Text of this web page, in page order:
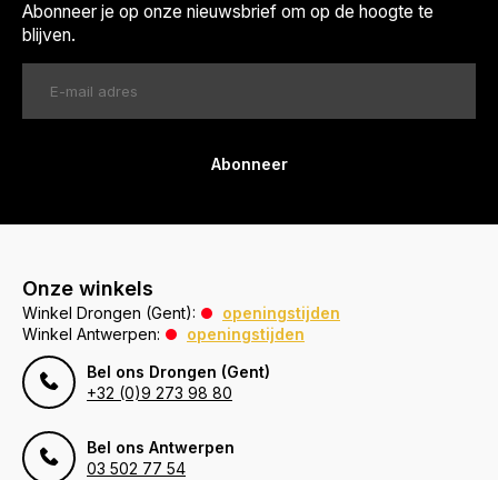
Abonneer je op onze nieuwsbrief om op de hoogte te
blijven.
Abonneer
Onze winkels
Winkel Drongen (Gent):
openingstijden
Winkel Antwerpen:
openingstijden
Bel ons Drongen (Gent)
+32 (0)9 273 98 80
Bel ons Antwerpen
03 502 77 54